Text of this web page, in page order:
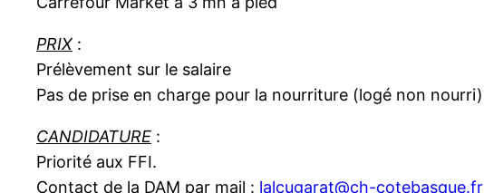
PRIX :
Prélèvement sur le salaire
Pas de prise en charge pour la nourriture (logé non nourri)
CANDIDATURE :
Priorité aux FFI.
Contact de la DAM par mail : lalcugarat@ch-cotebasque.fr